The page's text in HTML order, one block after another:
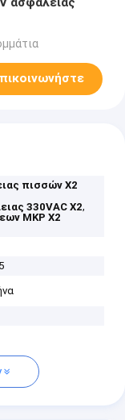
πισσών X2
330VAC X2,
MKP X2